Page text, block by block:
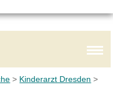
> Kinderarzt Dresden >